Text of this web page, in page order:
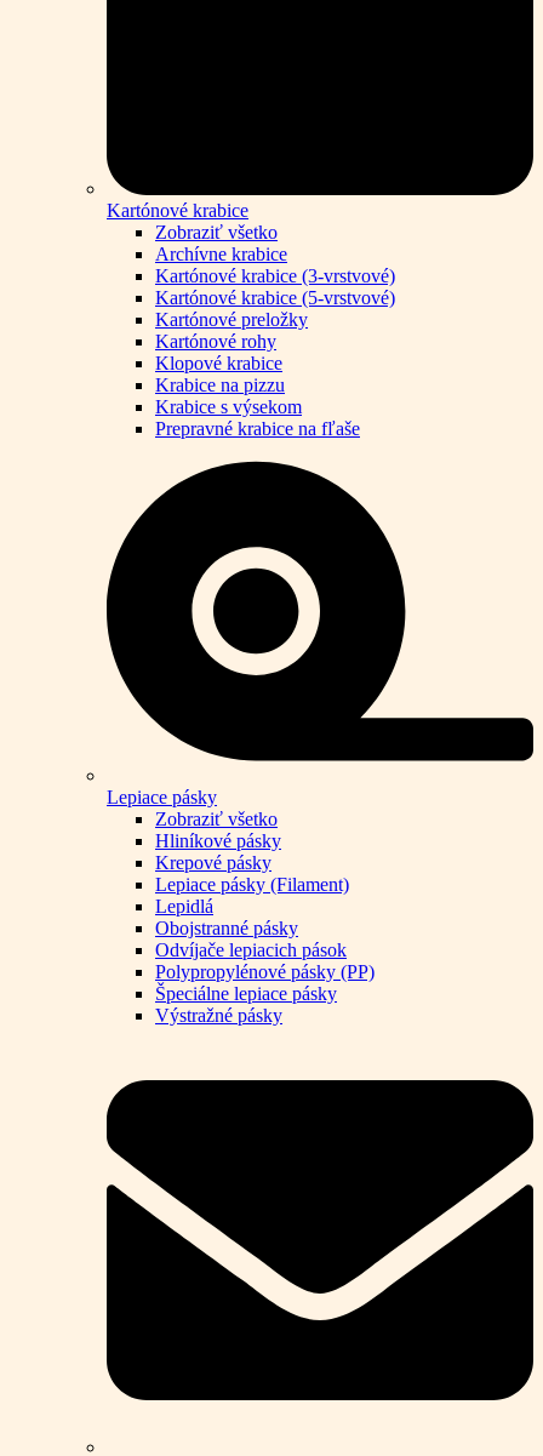
Kartónové krabice
Zobraziť všetko
Archívne krabice
Kartónové krabice (3-vrstvové)
Kartónové krabice (5-vrstvové)
Kartónové preložky
Kartónové rohy
Klopové krabice
Krabice na pizzu
Krabice s výsekom
Prepravné krabice na fľaše
Lepiace pásky
Zobraziť všetko
Hliníkové pásky
Krepové pásky
Lepiace pásky (Filament)
Lepidlá
Obojstranné pásky
Odvíjače lepiacich pások
Polypropylénové pásky (PP)
Špeciálne lepiace pásky
Výstražné pásky